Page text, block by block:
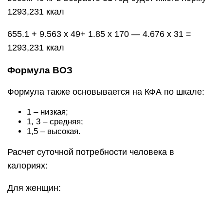
1293,231 ккал
655.1 + 9.563 х 49+ 1.85 х 170 — 4.676 х 31 =
1293,231 ккал
Формула ВОЗ
Формула также основывается на КФА по шкале:
1 – низкая;
1, 3 – средняя;
1,5 – высокая.
Расчет суточной потребности человека в
калориях:
Для женщин: